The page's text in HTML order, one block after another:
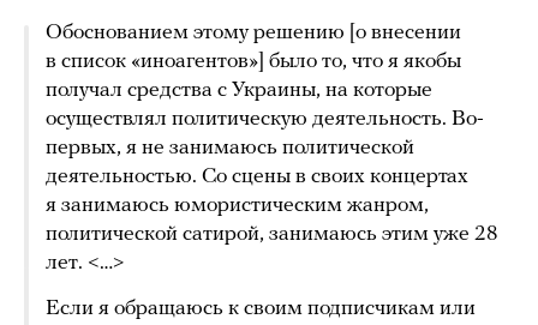
Обоснованием этому решению [о внесении
в список «иноагентов»] было то, что я якобы
получал средства с Украины, на которые
осуществлял политическую деятельность. Во-
первых, я не занимаюсь политической
деятельностью. Со сцены в своих концертах
я занимаюсь юмористическим жанром,
политической сатирой, занимаюсь этим уже 28
лет. <…>
Если я обращаюсь к своим подписчикам или